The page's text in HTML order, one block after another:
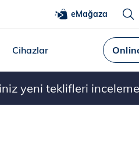
eMağaza
Cihazlar
yeni teklifleri